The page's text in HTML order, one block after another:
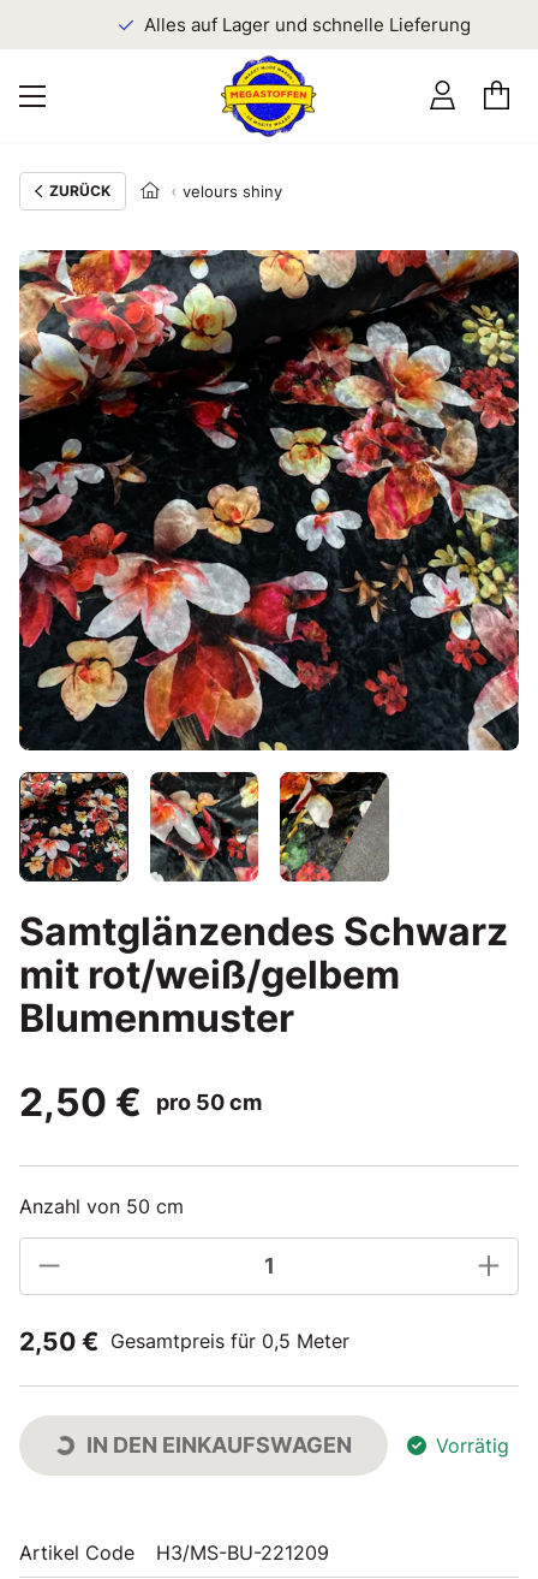
Alles auf Lager und schnelle Lieferung
ZURÜCK velours shiny
Samtglänzendes Schwarz
mit rot/weiß/gelbem
Blumenmuster
2,50 €
pro 50 cm
Anzahl von 50 cm
2,50 € Gesamtpreis für 0,5 Meter
IN DEN EINKAUFSWAGEN Vorrätig
Artikel Code H3/MS-BU-221209